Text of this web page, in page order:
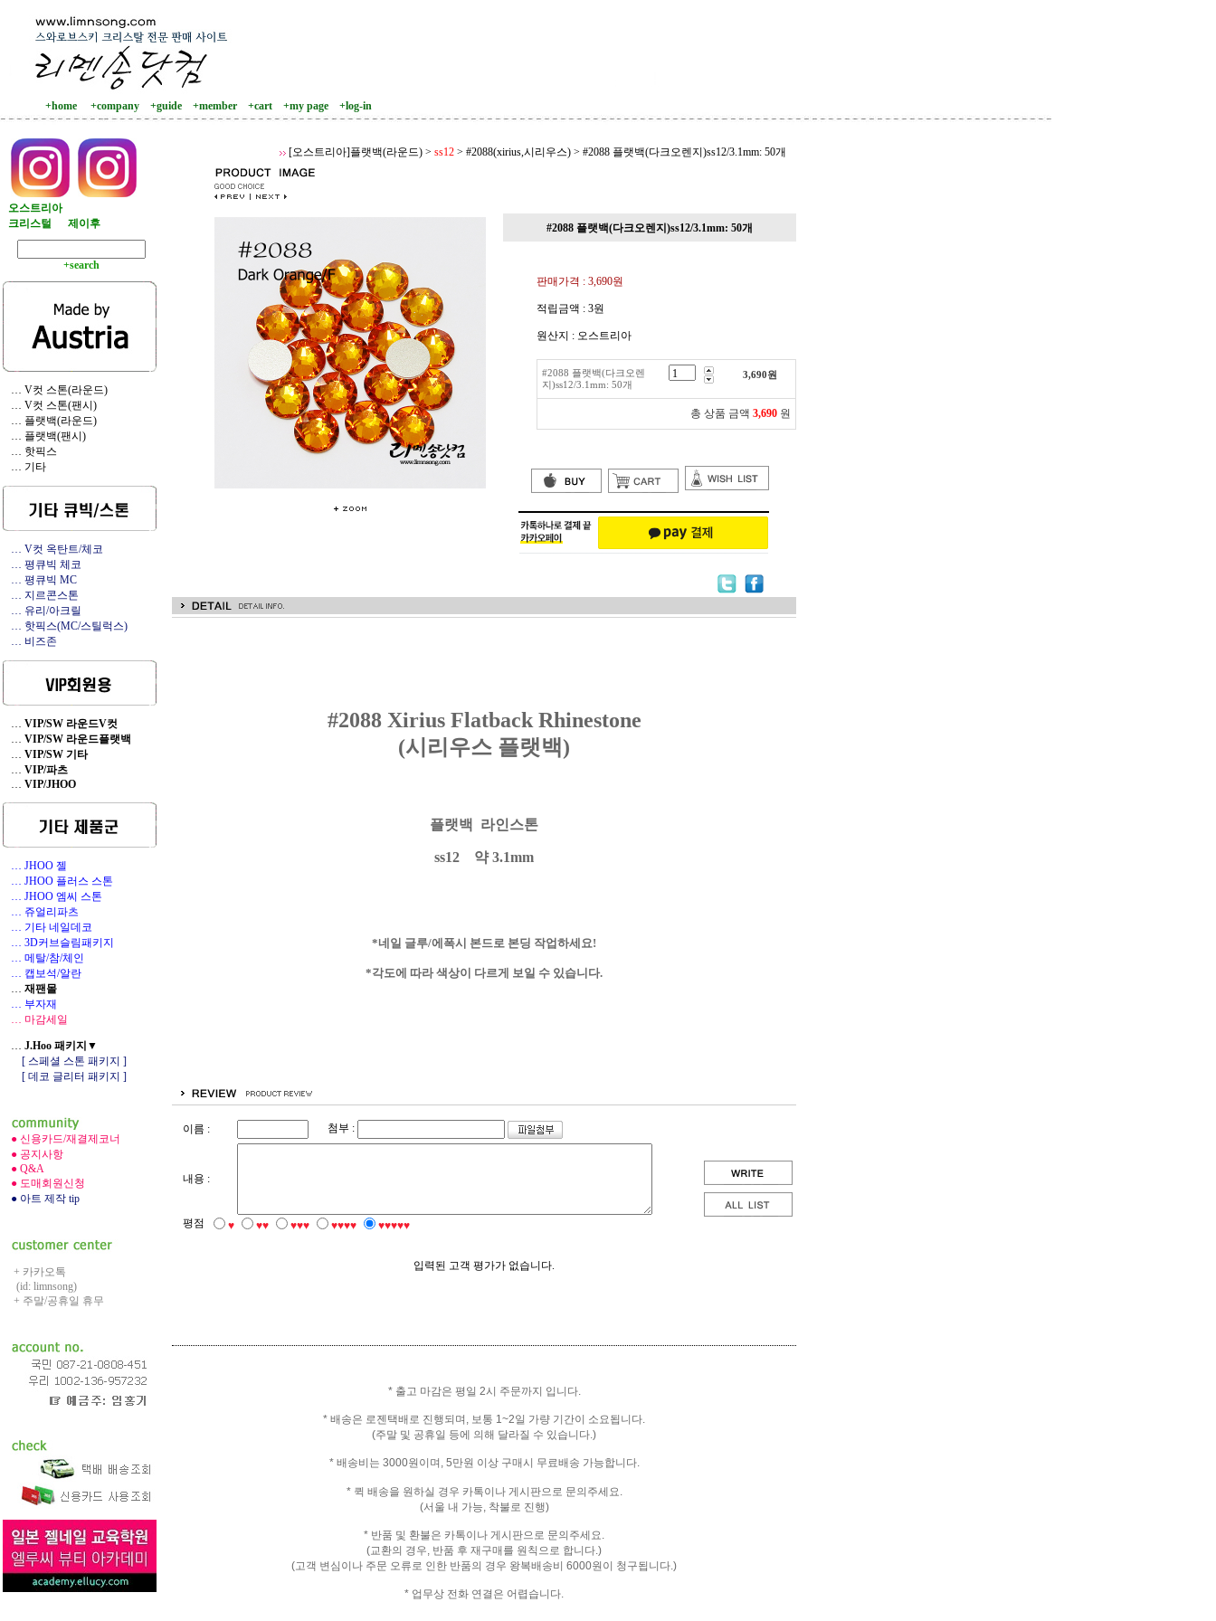
+home +company +guide +member +cart +my page +log-in
오스트리아
크리스털
제이후
+search
… V컷 스톤(라운드)
… V컷 스톤(팬시)
… 플랫백(라운드)
… 플랫백(팬시)
… 핫픽스
… 기타
… V컷 옥탄트/체코
… 평큐빅 체코
… 평큐빅 MC
… 지르콘스톤
… 유리/아크릴
… 핫픽스(MC/스틸럭스)
… 비즈존
… VIP/SW 라운드V컷
… VIP/SW 라운드플랫백
… VIP/SW 기타
… VIP/파츠
… VIP/JHOO
… JHOO 젤
… JHOO 플러스 스톤
… JHOO 엠씨 스톤
… 쥬얼리파츠
… 기타 네일데코
… 3D커브슬림패키지
… 메탈/참/체인
… 캡보석/알란
… 재팬몰
… 부자재
… 마감세일
… J.Hoo 패키지▼
[ 스페셜 스톤 패키지 ]
[ 데코 글리터 패키지 ]
● 신용카드/재결제코너
● 공지사항
● Q&A
● 도매회원신청
● 아트 제작 tip
+ 카카오톡
(id: limnsong)
+ 주말/공휴일 휴무
[오스트리아]플랫백(라운드) > ss12 > #2088(xirius,시리우스) > #2088 플랫백(다크오렌지)ss12/3.1mm: 50개
#2088 플랫백(다크오렌지)ss12/3.1mm: 50개
판매가격 : 3,690원
적립금액 : 3원
원산지 : 오스트리아
#2088 플랫백(다크오렌
지)ss12/3.1mm: 50개
3,690원
총 상품 금액 3,690 원
#2088 Xirius Flatback Rhinestone
(시리우스 플랫백)
플랫백 라인스톤
ss12 약 3.1mm
*네일 글루/에폭시 본드로 본딩 작업하세요!
*각도에 따라 색상이 다르게 보일 수 있습니다.
이름 : 첨부 :
내용 :
평점 ♥ ♥♥ ♥♥♥ ♥♥♥♥ ♥♥♥♥♥
입력된 고객 평가가 없습니다.
* 출고 마감은 평일 2시 주문까지 입니다.
* 배송은 로젠택배로 진행되며, 보통 1~2일 가량 기간이 소요됩니다.
(주말 및 공휴일 등에 의해 달라질 수 있습니다.)
* 배송비는 3000원이며, 5만원 이상 구매시 무료배송 가능합니다.
* 퀵 배송을 원하실 경우 카톡이나 게시판으로 문의주세요.
(서울 내 가능, 착불로 진행)
* 반품 및 환불은 카톡이나 게시판으로 문의주세요.
(교환의 경우, 반품 후 재구매를 원칙으로 합니다.)
(고객 변심이나 주문 오류로 인한 반품의 경우 왕복배송비 6000원이 청구됩니다.)
* 업무상 전화 연결은 어렵습니다.